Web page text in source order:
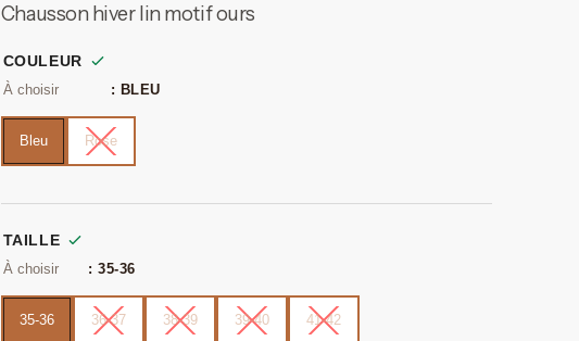
Chausson hiver lin motif ours
COULEUR
: BLEU
Bleu Rose
TAILLE
: 35-36
35-36 36-37 38-39 39-40 41-42